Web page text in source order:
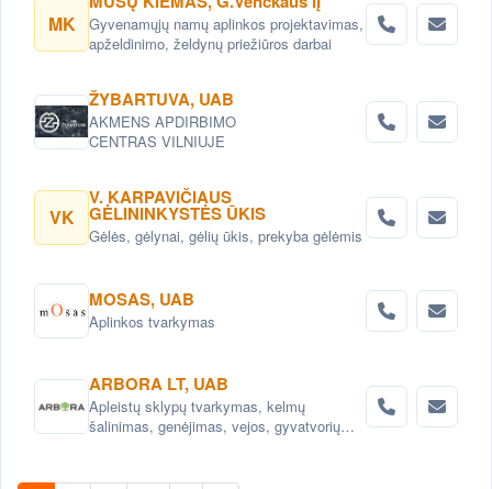
vienmetėmis ir daugiametėmis gėlėmis,
vandens lelijomis, vandens augalais.
Tvenkinukų ir ekotvenkinių įrengimas.
MK
Gyvenamųjų namų aplinkos projektavimas,
apželdinimo, želdynų priežiūros darbai
ŽYBARTUVA, UAB
AKMENS APDIRBIMO
CENTRAS VILNIUJE
VK
V. KARPAVIČIAUS
GĖLININKYSTĖS ŪKIS
Gėlės, gėlynai, gėlių ūkis, prekyba gėlėmis
MOSAS, UAB
Aplinkos tvarkymas
ARBORA LT, UAB
Apleistų sklypų tvarkymas, kelmų
šalinimas, genėjimas, vejos, gyvatvorių